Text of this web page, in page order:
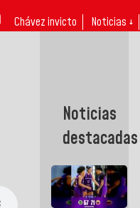
Chávez invicto Noticias ↓
Noticias
destacadas